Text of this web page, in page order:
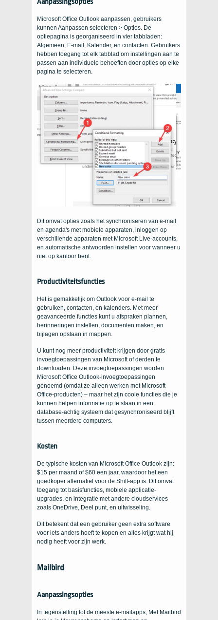
Microsoft Office Outlook aanpassen, gebruikers
kunnen Aanpassen selecteren > Opties. De
optiepagina is georganiseerd in vier tabbladen:
Algemeen, E-mail, Kalender, en contacten. Gebruikers
hebben toegang tot elk tabblad om instellingen aan te
passen aan individuele behoeften door opties op elke
pagina te selecteren.
Dit omvat opties zoals het synchroniseren van e-mail
en agenda's met mobiele apparaten, inloggen op
verschillende apparaten met Microsoft Live-accounts,
en automatische antwoorden instellen voor wanneer u
niet op kantoor bent.
Productiviteitsfuncties
Het is gemakkelijk om Outlook voor e-mail te
gebruiken, contacten, en kalenders. Met meer
geavanceerde functies kunt u afspraken plannen,
herinneringen instellen, documenten maken, en
bijlagen opslaan in mappen.
U kunt nog meer productiviteit krijgen door gratis
invoegtoepassingen van Microsoft of derden te
downloaden. Deze invoegtoepassingen worden
Microsoft Office Outlook-invoegtoepassingen
genoemd (omdat ze alleen werken met Microsoft
Office-producten) – maar het zijn coole functies die je
kunnen helpen informatie op te slaan in een
database-achtig systeem dat gesynchroniseerd blijft
tussen meerdere computers.
Kosten
De typische kosten van Microsoft Office Outlook zijn:
$15 per maand of $60 een jaar, waardoor het een
goedkoper alternatief voor de Shift-app is. Dit omvat
toegang tot basisfuncties, mobiele applicatie-
upgrades, en integratie met andere cloudservices
zoals OneDrive, Deel punt, en uitwisseling.
Dit betekent dat een gebruiker geen extra software
voor iets anders hoeft te kopen en alles krijgt wat hij
nodig heeft voor zijn werk.
Mailbird
Aanpassingsopties
In tegenstelling tot de meeste e-mailapps, Met Mailbird